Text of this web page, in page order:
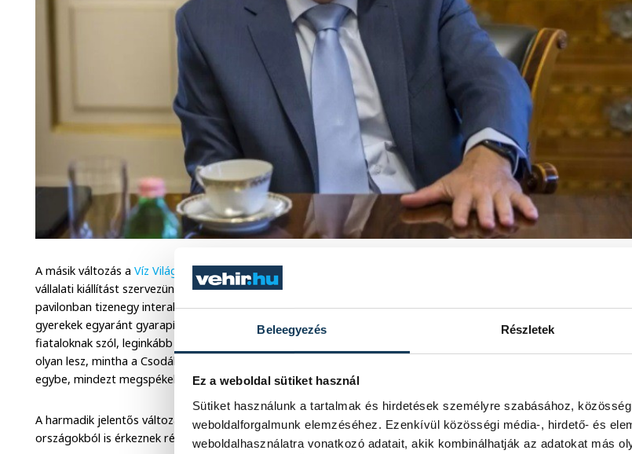
Beleegyezés Részletek
Ez a weboldal sütiket használ
Sütiket használunk a tartalmak és hirdetések személyre szabásához,
weboldalforgalmunk elemzéséhez. Ezenkívül közösségi média-, hirdető- és
weboldalhasználatra vonatkozó adatait, akik kombinálhatják az adatokat más
A másik változás aVíz Világtalálkozókhoz képest
vállalati kiállítást szervezünk, hanem közönségprogramokat és ifjúsági „kalandparkot” is. Az egyik
pavilonban tizenegy interaktív információs szigetet alakítunk ki, ahol az odalátogató felnőttek és
gyerekek egyaránt gyarapíthatják tudásukat. Lesz egy olyan pavilon is, amely kifejezetten a
fiataloknak szól, leginkább az általános iskola felsőbb és a gimnázium alsóbb osztályai számára. Ez
olyan lesz, mintha a Csodák Palotáját, egy elvarázsolt kastélyt és egy szabadulószobát gyúrnánk
egybe, mindezt megspékelve a klímához és a fenntarthatósághoz kapcsolódó kérdésekkel.
A harmadik jelentős változás, hogy nemcsak hazai kiállítókkal találkozhatunk, hanem a visegrádi
országokból is érkeznek résztvevők, tehát lesznek szlovákok, csehek és lengyelek is.